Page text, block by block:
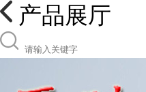
产品展厅